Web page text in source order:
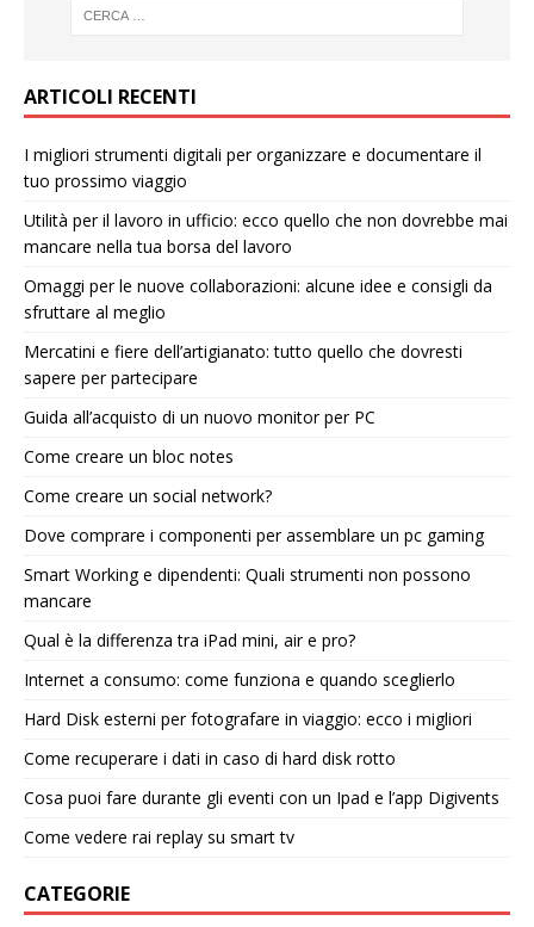
ARTICOLI RECENTI
I migliori strumenti digitali per organizzare e documentare il
tuo prossimo viaggio
Utilità per il lavoro in ufficio: ecco quello che non dovrebbe mai
mancare nella tua borsa del lavoro
Omaggi per le nuove collaborazioni: alcune idee e consigli da
sfruttare al meglio
Mercatini e fiere dell’artigianato: tutto quello che dovresti
sapere per partecipare
Guida all’acquisto di un nuovo monitor per PC
Come creare un bloc notes
Come creare un social network?
Dove comprare i componenti per assemblare un pc gaming
Smart Working e dipendenti: Quali strumenti non possono
mancare
Qual è la differenza tra iPad mini, air e pro?
Internet a consumo: come funziona e quando sceglierlo
Hard Disk esterni per fotografare in viaggio: ecco i migliori
Come recuperare i dati in caso di hard disk rotto
Cosa puoi fare durante gli eventi con un Ipad e l’app Digivents
Come vedere rai replay su smart tv
CATEGORIE